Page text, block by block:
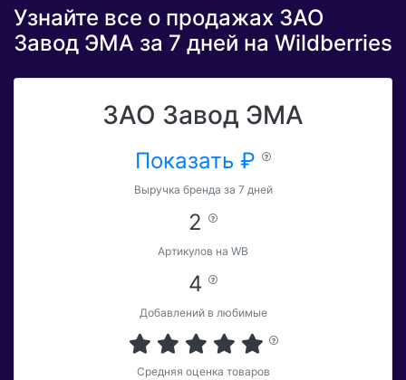
Узнайте все о продажах ЗАО
Завод ЭМА за 7 дней на Wildberries
ЗАО Завод ЭМА
Показать ₽
Выручка бренда за 7 дней
2
Артикулов на WB
4
Добавлений в любимые
Средняя оценка товаров